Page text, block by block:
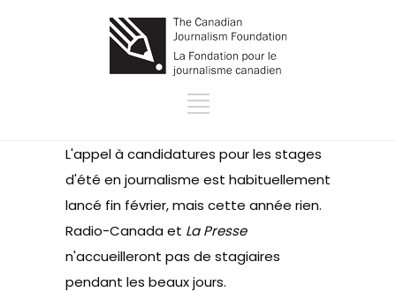
L'appel à candidatures pour les stages
d'été en journalisme est habituellement
lancé fin février, mais cette année rien.
Radio-Canada et La Presse
n'accueilleront pas de stagiaires
pendant les beaux jours.